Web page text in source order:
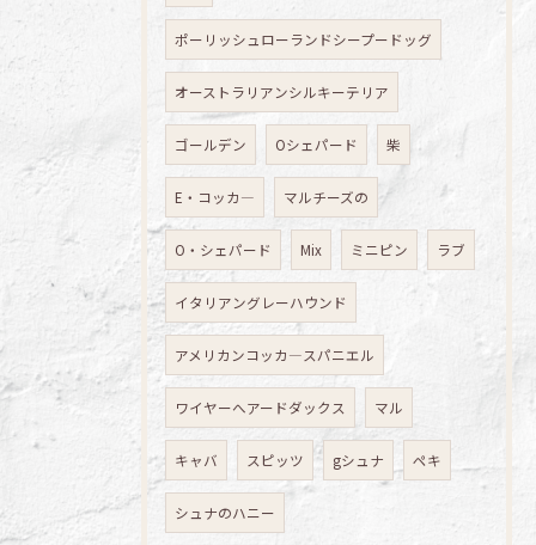
ポーリッシュローランドシープードッグ
オーストラリアンシルキーテリア
ゴールデン Oシェパード 柴
E・コッカ― マルチーズの
O・シェパード Mix ミニピン ラブ
イタリアングレーハウンド
アメリカンコッカ―スパニエル
ワイヤーへアードダックス マル
キャバ スピッツ gシュナ ペキ
シュナのハニー